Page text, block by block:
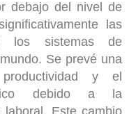
debajo del nivel de
las
los sistemas de
Se prevé una
y el
debido a la